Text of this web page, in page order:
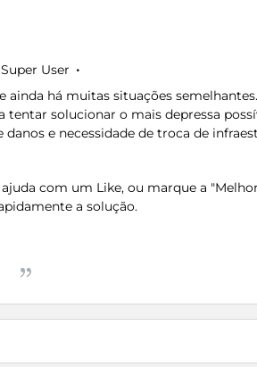
Super User
ainda há muitas situações
tentar solucionar o mais depressa
danos e necessidade de troca de
com um Like, ou marque a
a solução.